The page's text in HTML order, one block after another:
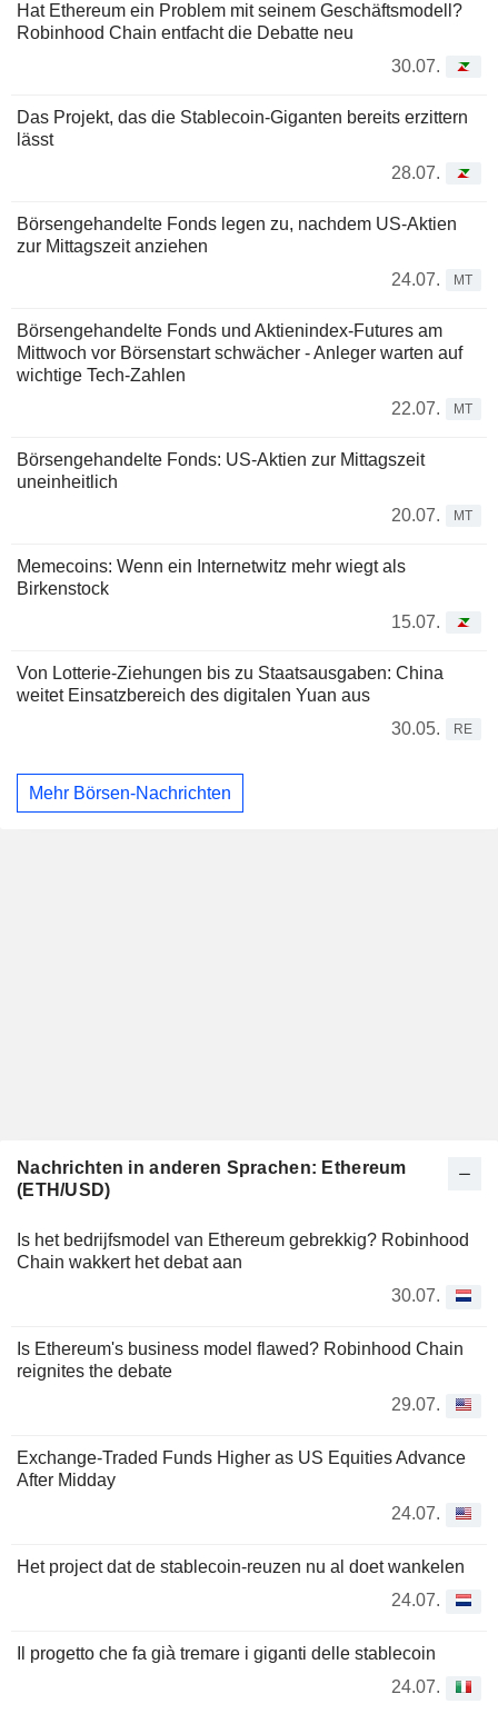
Hat Ethereum ein Problem mit seinem Geschäftsmodell?
Robinhood Chain entfacht die Debatte neu
30.07.
Das Projekt, das die Stablecoin-Giganten bereits erzittern
lässt
28.07.
Börsengehandelte Fonds legen zu, nachdem US-Aktien
zur Mittagszeit anziehen
24.07.
MT
Börsengehandelte Fonds und Aktienindex-Futures am
Mittwoch vor Börsenstart schwächer - Anleger warten auf
wichtige Tech-Zahlen
22.07.
MT
Börsengehandelte Fonds: US-Aktien zur Mittagszeit
uneinheitlich
20.07.
MT
Memecoins: Wenn ein Internetwitz mehr wiegt als
Birkenstock
15.07.
Von Lotterie-Ziehungen bis zu Staatsausgaben: China
weitet Einsatzbereich des digitalen Yuan aus
30.05.
RE
Mehr Börsen-Nachrichten
Nachrichten in anderen Sprachen: Ethereum
(ETH/USD)
Is het bedrijfsmodel van Ethereum gebrekkig? Robinhood
Chain wakkert het debat aan
30.07.
Is Ethereum's business model flawed? Robinhood Chain
reignites the debate
29.07.
Exchange-Traded Funds Higher as US Equities Advance
After Midday
24.07.
Het project dat de stablecoin-reuzen nu al doet wankelen
24.07.
Il progetto che fa già tremare i giganti delle stablecoin
24.07.